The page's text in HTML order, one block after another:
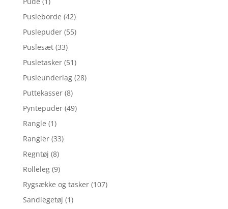
Pusleborde (42)
Puslepuder (55)
Puslesæt (33)
Pusletasker (51)
Pusleunderlag (28)
Puttekasser (8)
Pyntepuder (49)
Rangle (1)
Rangler (33)
Regntøj (8)
Rolleleg (9)
Rygsække og tasker (107)
Sandlegetøj (1)